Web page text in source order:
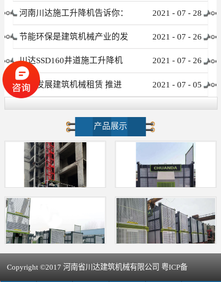
在哪些方面
河南川达施工升降机告诉你：
为什么租赁比采购更合算
2021 - 07 - 28
节能环保是建筑机械产业的发
展趋势
2021 - 07 - 26
川达SSD160井道施工升降机
介绍
2021 - 07 - 26
大力发展建筑机械租赁 推进
新型建筑工业化进程
2021 - 07 - 05
产品展示
Copyright ©2017 河南省川达建筑机械有限公司 粤ICP备